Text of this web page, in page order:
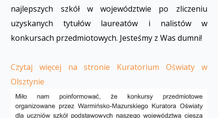
najlepszych szkół w województwie po zliczeniu
uzyskanych tytułów laureatów i finalistów w
konkursach przedmiotowych. Jesteśmy z Was dumni!
Czytaj więcej na stronie Kuratorium Oświaty w
Olsztynie